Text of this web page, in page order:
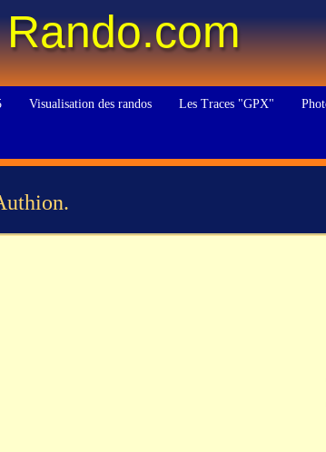
Rando.com
Visualisation des randos Les Traces "GPX"